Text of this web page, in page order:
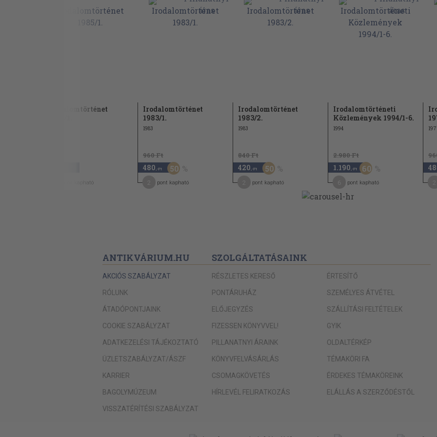
Irodalomtörténet
pont kapható
Irodalomtörténet
1983/1.
1983
960 Ft
480 ,-Ft 50
pont kapható
Irodalomtörténet
1983/2.
1983
840 Ft
420 ,-Ft 50
pont kapható
Irodalomtörténeti
Közlemények 1994/1-6.
1994
2.980 Ft
1.190 ,-Ft 60
pont kapható
ANTIKVÁRIUM.HU
AKCIÓS SZABÁLYZAT
RÓLUNK
ÁTADÓPONTJAINK
COOKIE SZABÁLYZAT
ADATKEZELÉSI TÁJÉKOZTATÓ
ÜZLETSZABÁLYZAT/ÁSZF
KARRIER
BAGOLYMÚZEUM
VISSZATÉRÍTÉSI SZABÁLYZAT
SZOLGÁLTATÁSAINK
RÉSZLETES KERESŐ
PONTÁRUHÁZ
ELŐJEGYZÉS
FIZESSEN KÖNYVVEL!
PILLANATNYI ÁRAINK
KÖNYVFELVÁSÁRLÁS
CSOMAGKÖVETÉS
HÍRLEVÉL FELIRATKOZÁS
ÉRTESÍTŐ
SZEMÉLYES ÁTVÉTEL
SZÁLLÍTÁSI FELTÉTELEK
GYIK
OLDALTÉRKÉP
TÉMAKÖRI FA
ÉRDEKES TÉMAKÖREINK
ELÁLLÁS A SZERZŐDÉSTŐL